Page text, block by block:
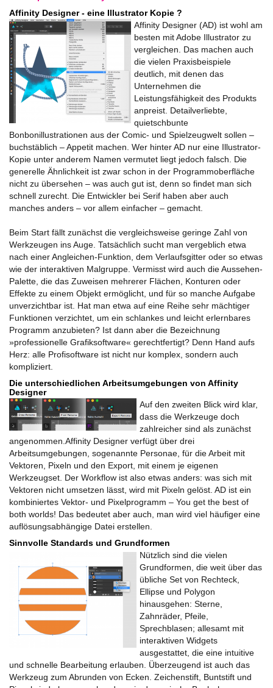
Affinity Designer - eine Illustrator Kopie ?
Affinity Designer (AD) ist wohl am
besten mit Adobe Illustrator zu
vergleichen. Das machen auch
die vielen Praxisbeispiele
deutlich, mit denen das
Unternehmen die
Leistungsfähigkeit des Produkts
anpreist. Detailverliebte,
quietschbunte
Bonbonillustrationen aus der Comic- und Spielzeugwelt sollen –
buchstäblich – Appetit machen. Wer hinter AD nur eine Illustrator-
Kopie unter anderem Namen vermutet liegt jedoch falsch. Die
generelle Ähnlichkeit ist zwar schon in der Programmoberfläche
nicht zu übersehen – was auch gut ist, denn so findet man sich
schnell zurecht. Die Entwickler bei Serif haben aber auch
manches anders – vor allem einfacher – gemacht.
Beim Start fällt zunächst die vergleichsweise geringe Zahl von
Werkzeugen ins Auge. Tatsächlich sucht man vergeblich etwa
nach einer Angleichen-Funktion, dem Verlaufsgitter oder so etwas
wie der interaktiven Malgruppe. Vermisst wird auch die Aussehen-
Palette, die das Zuweisen mehrerer Flächen, Konturen oder
Effekte zu einem Objekt ermöglicht, und für so manche Aufgabe
unverzichtbar ist. Hat man etwa auf eine Reihe sehr mächtiger
Funktionen verzichtet, um ein schlankes und leicht erlernbares
Programm anzubieten? Ist dann aber die Bezeichnung
»professionelle Grafiksoftware« gerechtfertigt? Denn Hand aufs
Herz: alle Profisoftware ist nicht nur komplex, sondern auch
kompliziert.
Die unterschiedlichen Arbeitsumgebungen von Affinity
Designer
Auf den zweiten Blick wird klar,
dass die Werkzeuge doch
zahlreicher sind als zunächst
angenommen. Affinity Designer verfügt über drei
Arbeitsumgebungen, sogenannte Personae, für die Arbeit mit
Vektoren, Pixeln und den Export, mit einem je eigenen
Werkzeugset. Der Workflow ist also etwas anders: was sich mit
Vektoren nicht umsetzen lässt, wird mit Pixeln gelöst. AD ist ein
kombiniertes Vektor- und Pixelprogramm – You get the best of
both worlds! Das bedeutet aber auch, man wird viel häufiger eine
auflösungsabhängige Datei erstellen.
Sinnvolle Standards und Grundformen
Nützlich sind die vielen
Grundformen, die weit über das
übliche Set von Rechteck,
Ellipse und Polygon
hinausgehen: Sterne,
Zahnräder, Pfeile,
Sprechblasen; allesamt mit
interaktiven Widgets
ausgestattet, die eine intuitive
und schnelle Bearbeitung erlauben. Überzeugend ist auch das
Werkzeug zum Abrunden von Ecken. Zeichenstift, Buntstift und